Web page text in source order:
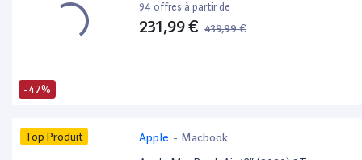
-47%
94 offres à partir de :
231,99 € 439,99 €
Top Produit Apple - Macbook